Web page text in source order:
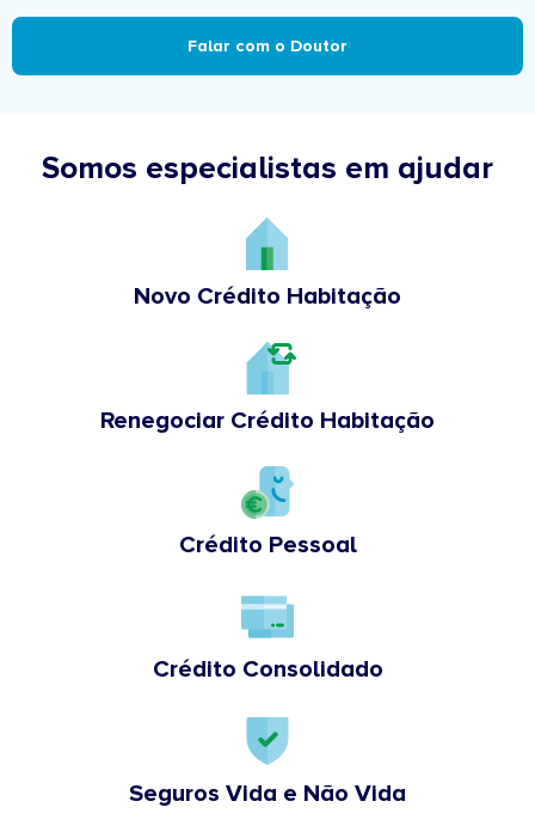
Falar com o Doutor
Somos especialistas em ajudar
Novo Crédito Habitação
Renegociar Crédito Habitação
Crédito Pessoal
Crédito Consolidado
Seguros Vida e Não Vida